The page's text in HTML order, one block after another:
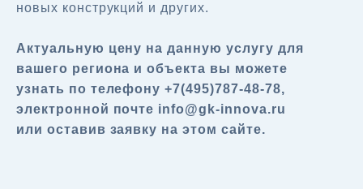
новых конструкций и других.
Актуальную цену на данную услугу для
вашего региона и объекта вы можете
узнать по телефону +7(495)787-48-78,
электронной почте info@gk-innova.ru
или оставив заявку на этом сайте.